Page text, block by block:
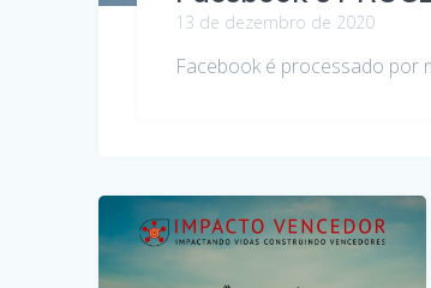
13 de dezembro de 2020
Facebook é processado por